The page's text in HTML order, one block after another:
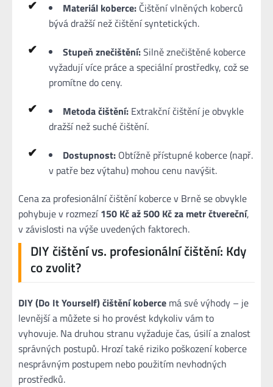
Materiál koberce: Čištění vlněných koberců
bývá dražší než čištění syntetických.
Stupeň znečištění:Silně znečištěné koberce
vyžadují více práce a speciální prostředky, což se
promítne do ceny.
Metoda čištění: Extrakční čištění je obvykle
dražší než suché čištění.
Dostupnost: Obtížně přístupné koberce (např.
v patře bez výtahu) mohou cenu navýšit.
Cena za profesionální čištění koberce v Brně se obvykle
pohybuje v rozmezí150 Kč až 500 Kč za metr čtvereční,
v závislosti na výše uvedených faktorech.
DIY čištění vs. profesionální čištění: Kdy
co zvolit?
DIY (Do It Yourself) čištění koberce má své výhody – je
levnější a můžete si ho provést kdykoliv vám to
vyhovuje. Na druhou stranu vyžaduje čas, úsilí a znalost
správných postupů. Hrozí také riziko poškození koberce
nesprávným postupem nebo použitím nevhodných
prostředků.